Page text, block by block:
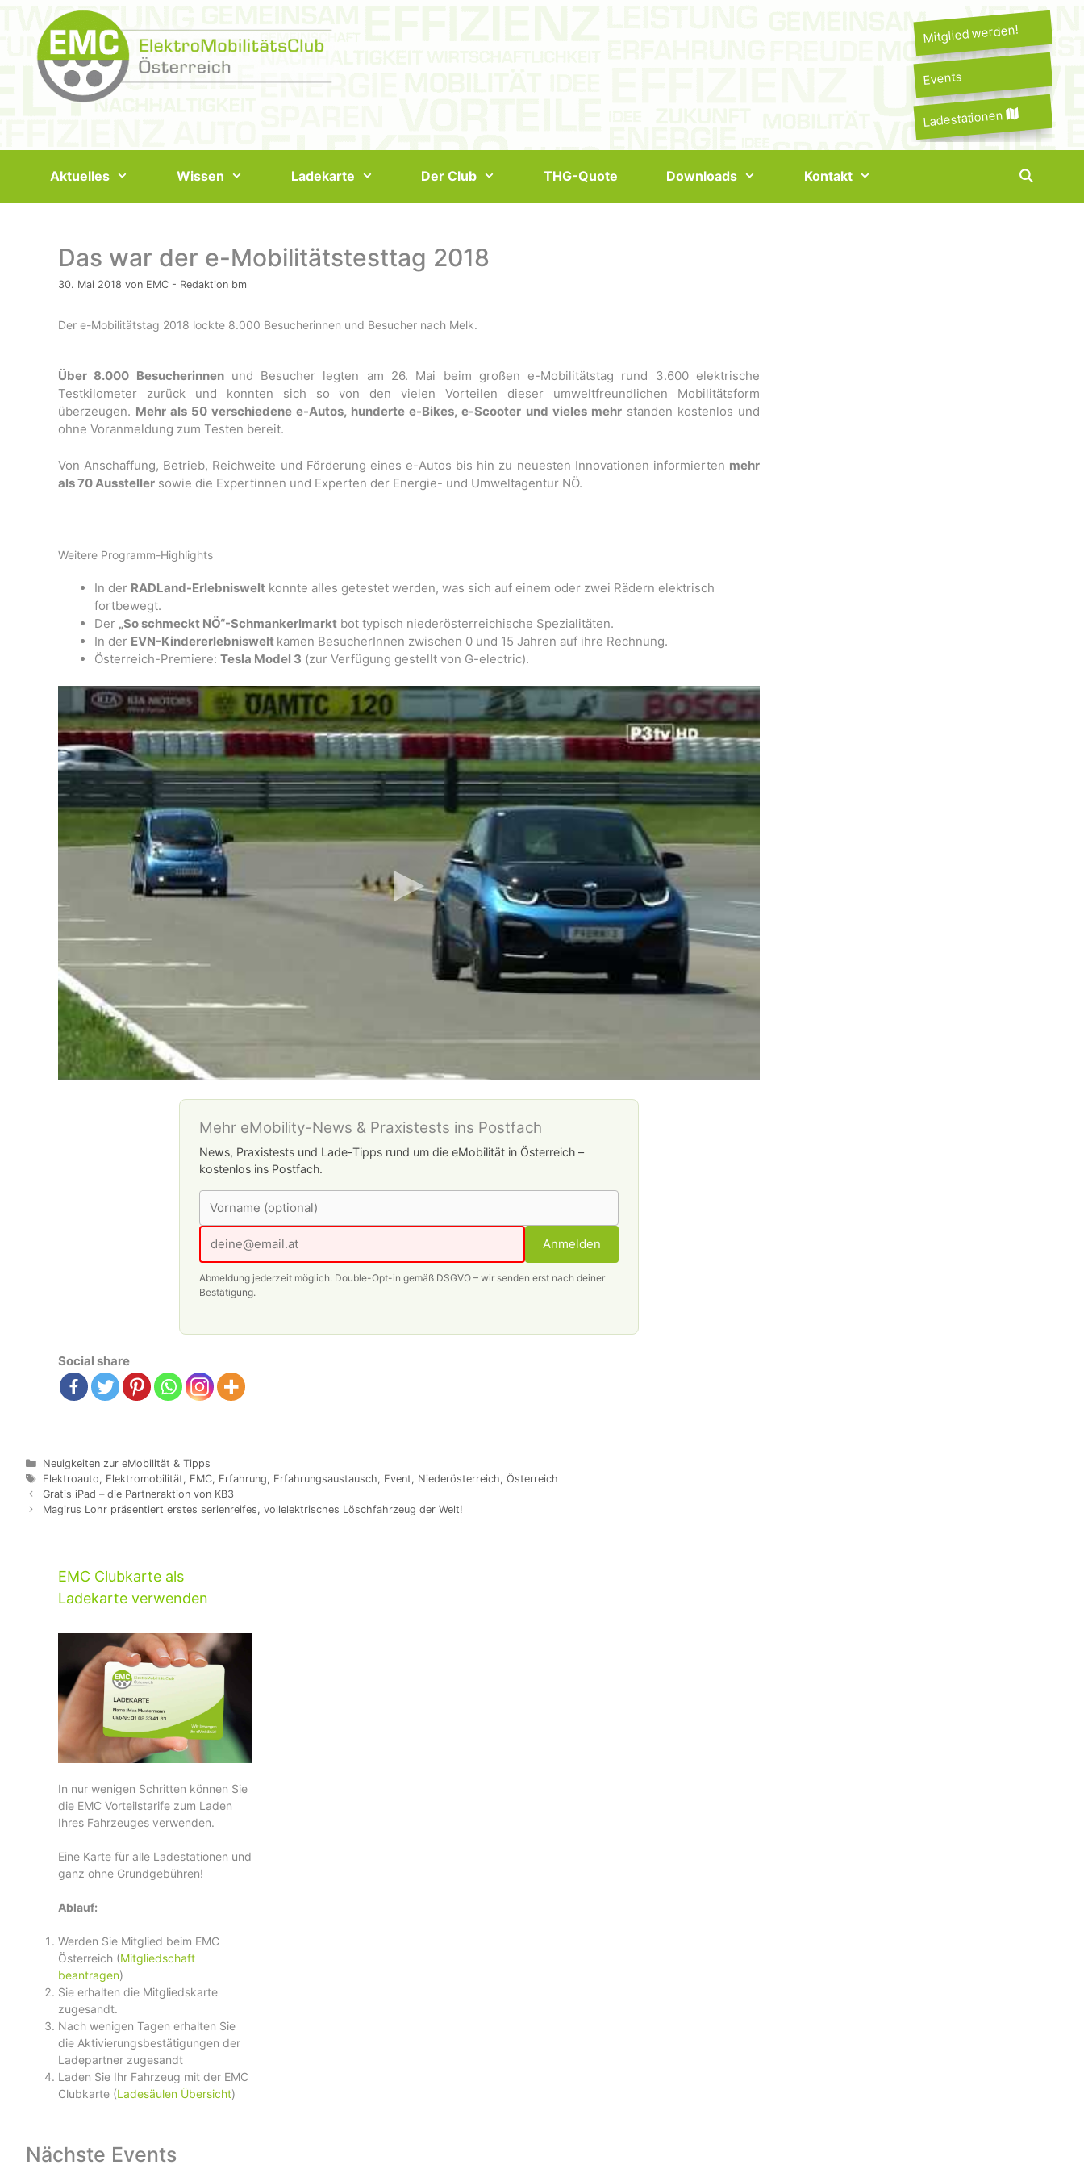
Mitglied werden!
Events
Ladestationen
Aktuelles Wissen Ladekarte Der Club THG-Quote Downloads Kontakt
Das war der e-Mobilitätstesttag 2018
30. Mai 2018 von EMC - Redaktion bm
Der e-Mobilitätstag 2018 lockte 8.000 Besucherinnen und Besucher nach Melk.
Über 8.000 Besucherinnenund Besucher legten am 26. Mai beim großen e-Mobilitätstag rund 3.600 elektrische
Testkilometer zurück und konnten sich so von den vielen Vorteilen dieser umweltfreundlichen Mobilitätsform
überzeugen. Mehr als 50 verschiedene e-Autos, hunderte e-Bikes, e-Scooter und vieles mehr standen kostenlos und
ohne Voranmeldung zum Testen bereit.
Von Anschaffung, Betrieb, Reichweite und Förderung eines e-Autos bis hin zu neuesten Innovationen informierten mehr
als 70 Aussteller sowie die Expertinnen und Experten der Energie- und Umweltagentur NÖ.
Weitere Programm-Highlights
In der RADLand-Erlebniswelt konnte alles getestet werden, was sich auf einem oder zwei Rädern elektrisch
fortbewegt.
Der „So schmeckt NÖ“-Schmankerlmarkt bot typisch niederösterreichische Spezialitäten.
In der EVN-Kindererlebniswelt kamen BesucherInnen zwischen 0 und 15 Jahren auf ihre Rechnung.
Österreich-Premiere: Tesla Model 3 (zur Verfügung gestellt von G-electric).
Mehr eMobility-News & Praxistests ins Postfach
News, Praxistests und Lade-Tipps rund um die eMobilität in Österreich –
kostenlos ins Postfach.
Anmelden
Abmeldung jederzeit möglich. Double-Opt-in gemäß DSGVO – wir senden erst nach deiner
Bestätigung.
Social share
Kategorien
Neuigkeiten zur eMobilität & Tipps
Schlagwörter
Elektroauto, Elektromobilität, EMC, Erfahrung, Erfahrungsaustausch, Event, Niederösterreich, Österreich
Beitrags-
Navigation
Gratis iPad – die Partneraktion von KB3
Magirus Lohr präsentiert erstes serienreifes, vollelektrisches Löschfahrzeug der Welt!
EMC Clubkarte als
Ladekarte verwenden
In nur wenigen Schritten können Sie
die EMC Vorteilstarife zum Laden
Ihres Fahrzeuges verwenden.
Eine Karte für alle Ladestationen und
ganz ohne Grundgebühren!
Ablauf:
Werden Sie Mitglied beim EMC
Österreich (Mitgliedschaft
beantragen)
Sie erhalten die Mitgliedskarte
zugesandt.
Nach wenigen Tagen erhalten Sie
die Aktivierungsbestätigungen der
Ladepartner zugesandt
Laden Sie Ihr Fahrzeug mit der EMC
Clubkarte (Ladesäulen Übersicht)
Nächste Events